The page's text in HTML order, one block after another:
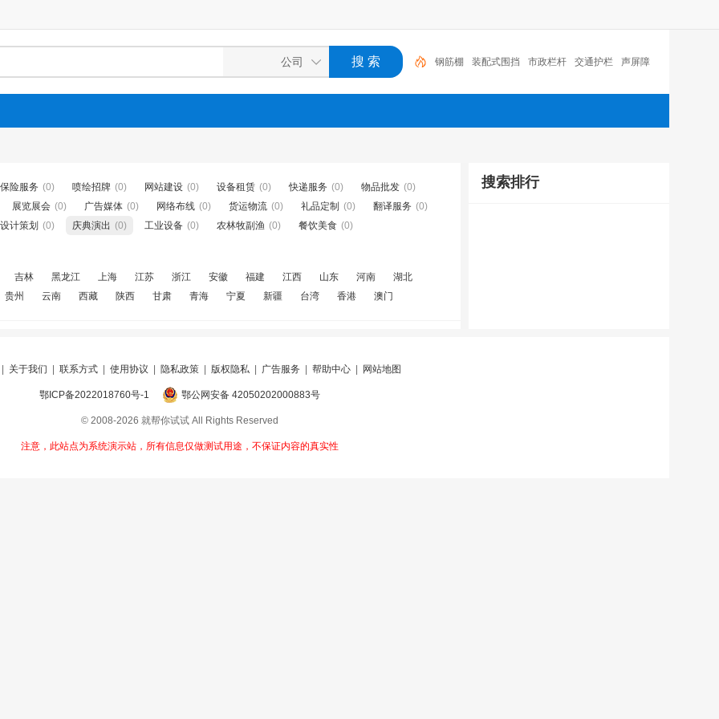
钢筋棚 装配式围挡 市政栏杆 交通护栏 声屏障
保险服务 (0) 喷绘招牌 (0) 网站建设 (0) 设备租赁 (0) 快递服务 (0) 物品批发 (0)
展览展会 (0) 广告媒体 (0) 网络布线 (0) 货运物流 (0) 礼品定制 (0) 翻译服务 (0)
设计策划 (0) 庆典演出 (0) 工业设备 (0) 农林牧副渔 (0) 餐饮美食 (0)
吉林 黑龙江 上海 江苏 浙江 安徽 福建 江西 山东 河南
湖北
贵州
云南 西藏 陕西 甘肃 青海 宁夏 新疆 台湾 香港 澳门
搜索排行
关于我们 联系方式 使用协议 隐私政策 版权隐私 广告服务 帮助中心 网站地图
鄂ICP备2022018760号-1 鄂公网安备 42050202000883号
© 2008-2026 就帮你试试 All Rights Reserved
注意，此站点为系统演示站，所有信息仅做测试用途，不保证内容的真实性